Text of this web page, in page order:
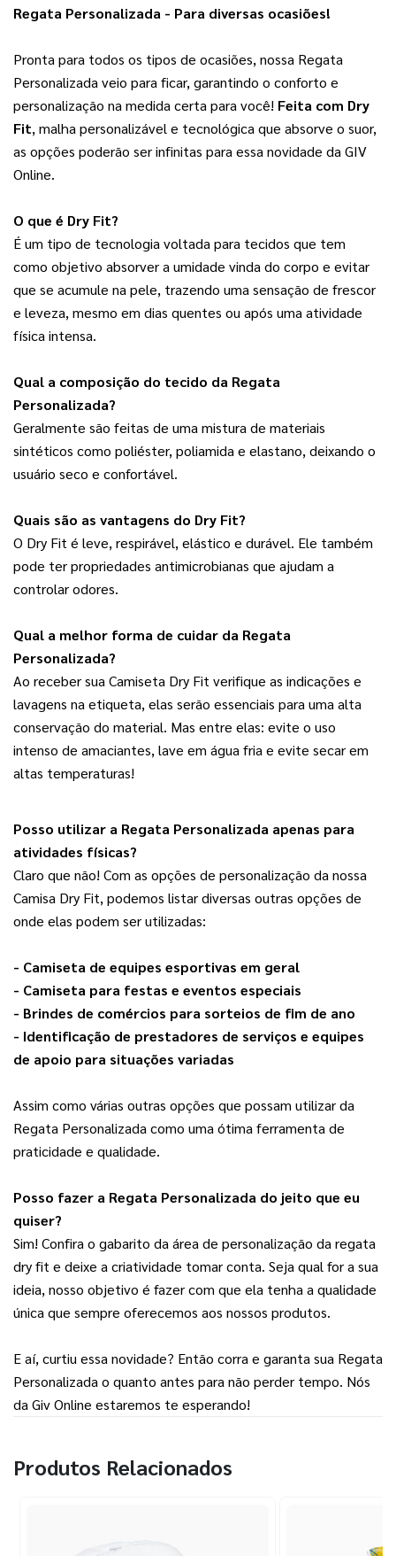
Regata Personalizada - Para diversas ocasiões!
Pronta para todos os tipos de ocasiões, nossa Regata
Personalizada veio para ficar, garantindo o conforto e
personalização na medida certa para você! Feita com Dry
Fit, malha personalizável e tecnológica que absorve o suor,
as opções poderão ser infinitas para essa novidade da GIV
Online.
O que é Dry Fit?
É um tipo de tecnologia voltada para tecidos que tem
como objetivo absorver a umidade vinda do corpo e evitar
que se acumule na pele, trazendo uma sensação de frescor
e leveza, mesmo em dias quentes ou após uma atividade
física intensa.
Qual a composição do tecido da Regata
Personalizada?
Geralmente são feitas de uma mistura de materiais
sintéticos como poliéster, poliamida e elastano, deixando o
usuário seco e confortável.
Quais são as vantagens do Dry Fit?
O Dry Fit é leve, respirável, elástico e durável. Ele também
pode ter propriedades antimicrobianas que ajudam a
controlar odores.
Qual a melhor forma de cuidar da Regata
Personalizada?
Ao receber sua Camiseta Dry Fit verifique as indicações e
lavagens na etiqueta, elas serão essenciais para uma alta
conservação do material. Mas entre elas: evite o uso
intenso de amaciantes, lave em água fria e evite secar em
altas temperaturas!
Posso utilizar a Regata Personalizada apenas para
atividades físicas?
Claro que não! Com as opções de personalização da nossa
Camisa Dry Fit, podemos listar diversas outras opções de
onde elas podem ser utilizadas:
- Camiseta de equipes esportivas em geral
- Camiseta para festas e eventos especiais
- Brindes de comércios para sorteios de fim de ano
- Identificação de prestadores de serviços e equipes
de apoio para situações variadas
Assim como várias outras opções que possam utilizar da
Regata Personalizada como uma ótima ferramenta de
praticidade e qualidade.
Posso fazer a Regata Personalizada do jeito que eu
quiser?
Sim! Confira o gabarito da área de personalização da regata
dry fit e deixe a criatividade tomar conta. Seja qual for a sua
ideia, nosso objetivo é fazer com que ela tenha a qualidade
única que sempre oferecemos aos nossos produtos.
E aí, curtiu essa novidade? Então corra e garanta sua Regata
Personalizada o quanto antes para não perder tempo. Nós
da Giv Online estaremos te esperando!
Produtos Relacionados